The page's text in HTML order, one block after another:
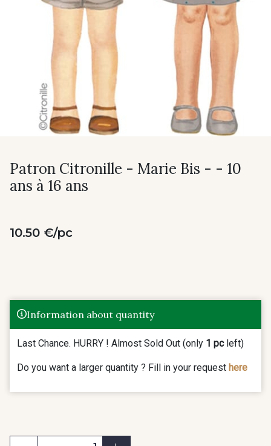
Patron Citronille - Marie Bis - - 10
ans à 16 ans
10.50 €/pc
Information about quantity
Last Chance. HURRY ! Almost Sold Out (only 1 pcleft)
Do you want a larger quantity ? Fill in your request here